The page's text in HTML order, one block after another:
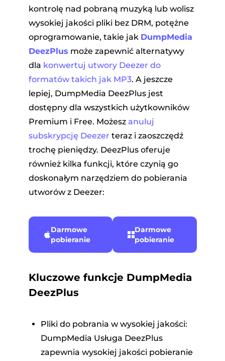
kontrolę nad pobraną muzyką lub wolisz
wysokiej jakości pliki bez DRM, potężne
oprogramowanie, takie jak DumpMedia
DeezPlus może zapewnić alternatywy
dla konwertuj utwory Deezer do
formatów takich jak MP3. A jeszcze
lepiej, DumpMedia DeezPlus jest
dostępny dla wszystkich użytkowników
Premium i Free. Możesz anuluj
subskrypcję Deezer teraz i zaoszczędź
trochę pieniędzy. DeezPlus oferuje
również kilka funkcji, które czynią go
doskonałym narzędziem do pobierania
utworów z Deezer:
Darmowe
pobieranie
Darmowe
pobieranie
Kluczowe funkcje DumpMedia
DeezPlus
Pliki do pobrania w wysokiej jakości:
DumpMedia Usługa DeezPlus
zapewnia wysokiej jakości pobieranie